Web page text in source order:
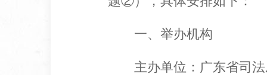
一、举办机构
主办单位：广东省司